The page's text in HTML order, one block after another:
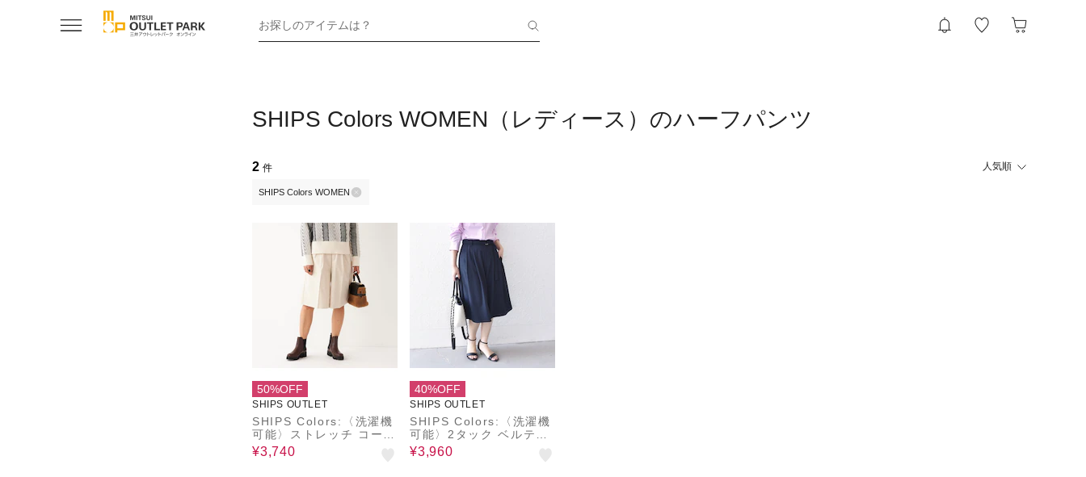
お探しのアイテムは？
SHIPS Colors WOMEN（レディース）のハーフパンツ
2 件 人気順
SHIPS Colors WOMEN
50%OFF
SHIPS OUTLET
SHIPS Colors:〈洗濯機
可能〉ストレッチ コーデ
ュロイ キュロット
¥3,740
40%OFF
SHIPS OUTLET
SHIPS Colors:〈洗濯機
可能〉2タック ベルテッ
ド ハーフ パンツ
¥3,960